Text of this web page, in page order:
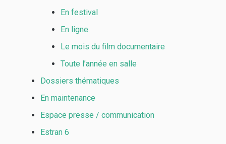
En festival
En ligne
Le mois du film documentaire
Toute l’année en salle
Dossiers thématiques
En maintenance
Espace presse / communication
Estran 6